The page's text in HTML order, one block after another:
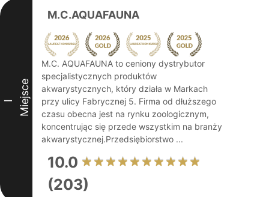
I Miejsce
M.C.AQUAFAUNA
M.C. AQUAFAUNA to ceniony dystrybutor
specjalistycznych produktów
akwarystycznych, który działa w Markach
przy ulicy Fabrycznej 5. Firma od dłuższego
czasu obecna jest na rynku zoologicznym,
koncentrując się przede wszystkim na branży
akwarystycznej.Przedsiębiorstwo ...
10.0
(203)